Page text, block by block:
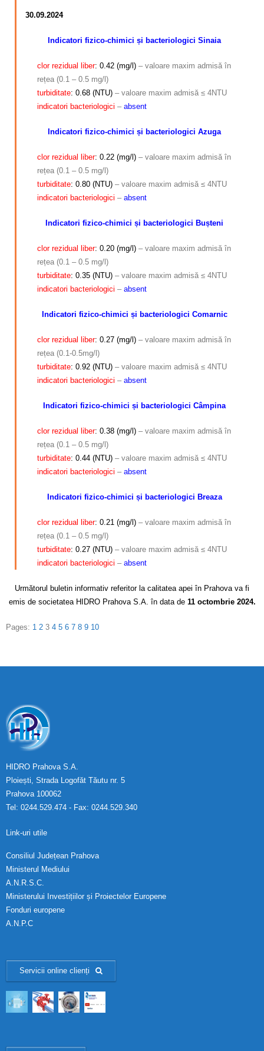
30.09.2024
Indicatori fizico-chimici și bacteriologici Sinaia
clor rezidual liber: 0.42 (mg/l) – valoare maxim admisă în
rețea (0.1 – 0.5 mg/l)
turbiditate: 0.68 (NTU) – valoare maxim admisă ≤ 4NTU
indicatori bacteriologici – absent
Indicatori fizico-chimici și bacteriologici Azuga
clor rezidual liber: 0.22 (mg/l) – valoare maxim admisă în
rețea (0.1 – 0.5 mg/l)
turbiditate: 0.80 (NTU) – valoare maxim admisă ≤ 4NTU
indicatori bacteriologici – absent
Indicatori fizico-chimici și bacteriologici Bușteni
clor rezidual liber: 0.20 (mg/l) – valoare maxim admisă în
rețea (0.1 – 0.5 mg/l)
turbiditate: 0.35 (NTU) – valoare maxim admisă ≤ 4NTU
indicatori bacteriologici – absent
Indicatori fizico-chimici și bacteriologici Comarnic
clor rezidual liber: 0.27 (mg/l) – valoare maxim admisă în
rețea (0.1-0.5mg/l)
turbiditate: 0.92 (NTU) – valoare maxim admisă ≤ 4NTU
indicatori bacteriologici – absent
Indicatori fizico-chimici și bacteriologici Câmpina
clor rezidual liber: 0.38 (mg/l) – valoare maxim admisă în
rețea (0.1 – 0.5 mg/l)
turbiditate: 0.44 (NTU) – valoare maxim admisă ≤ 4NTU
indicatori bacteriologici – absent
Indicatori fizico-chimici și bacteriologici Breaza
clor rezidual liber: 0.21 (mg/l) – valoare maxim admisă în
rețea (0.1 – 0.5 mg/l)
turbiditate: 0.27 (NTU) – valoare maxim admisă ≤ 4NTU
indicatori bacteriologici – absent
Următorul buletin informativ referitor la calitatea apei în Prahova va fi
emis de societatea HIDRO Prahova S.A. în data de11 octombrie 2024.
Pages: 1 2 3 4 5 6 7 8 9 10
HIDRO Prahova S.A.
Ploiești, Strada Logofăt Tăutu nr. 5
Prahova 100062
Tel: 0244.529.474 - Fax: 0244.529.340
Link-uri utile
Consiliul Județean Prahova
Ministerul Mediului
A.N.R.S.C.
Ministerului Investițiilor și Proiectelor Europene
Fonduri europene
A.N.P.C
Servicii online clienți